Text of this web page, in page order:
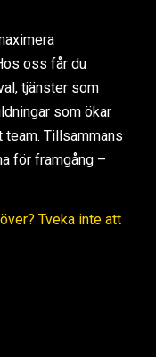
oss får du
tjänster som
som ökar
Tillsammans
för framgång –
Tveka inte att